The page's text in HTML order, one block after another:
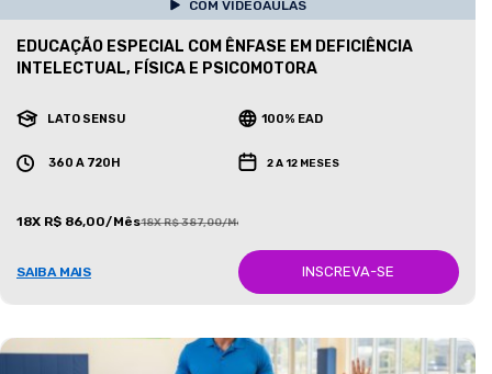
COM VIDEOAULAS
EDUCAÇÃO ESPECIAL COM ÊNFASE EM DEFICIÊNCIA
INTELECTUAL, FÍSICA E PSICOMOTORA
LATO SENSU 100% EAD
360 A 720H 2 A 12 MESES
18X R$ 86,00/Mês18X R$ 387,00/Mês
SAIBA MAIS INSCREVA-SE